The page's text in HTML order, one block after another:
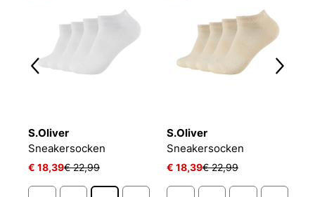
S.Oliver
Sneakersocken
€ 18,39€ 22,99
S.Oliver
Sneakersocken
€ 18,39€ 22,99